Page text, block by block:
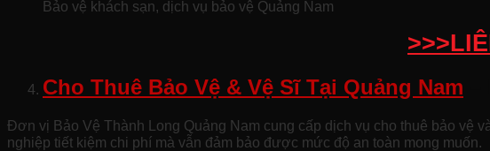
Bảo vệ khách sạn, dịch vụ bảo vệ Quảng Nam
Cho Thuê Bảo Vệ & Vệ Sĩ Tại Quảng Nam
Đơn vị Bảo Vệ Thành Long Quảng Nam cung cấp dịch vụ cho thuê bảo vệ
nghiệp tiết kiệm chi phí mà vẫn đảm bảo được mức độ an toàn mong muốn.